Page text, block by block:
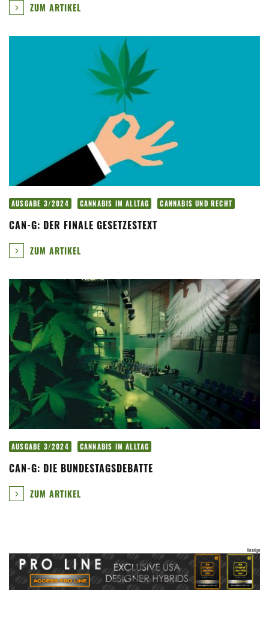
ZUM ARTIKEL
AUSGABE 3/2024 CANNABIS IM ALLTAG CANNABIS UND RECHT
CAN-G: DER FINALE GESETZESTEXT
ZUM ARTIKEL
AUSGABE 3/2024 CANNABIS IM ALLTAG
CAN-G: DIE BUNDESTAGSDEBATTE
ZUM ARTIKEL